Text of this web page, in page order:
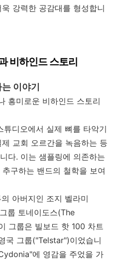
강력한 공감대를 형성합니
비하인드 스토리
이야기
흥미로운 비하인드 스토리
튜디오에서 실제 뼈를 타악기
교회 오르간을 녹음하는 등
다. 이는 샘플링에 의존하는
구하는 밴드의 철학을 보여
아버지인 조지 벨라미
룹 토네이도스(The
그룹은 빌보드 핫 100 차트
국 그룹("Telstar")이었습니
에 영감을 주었을 가